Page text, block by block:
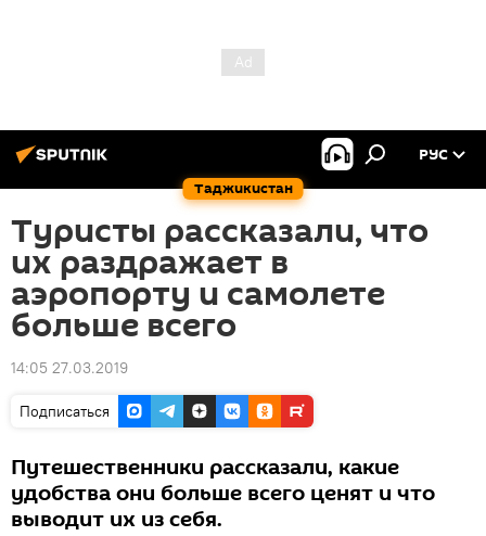
Таджикистан
РУС
Туристы рассказали, что
их раздражает в
аэропорту и самолете
больше всего
14:05 27.03.2019
Подписаться
Путешественники рассказали, какие
удобства они больше всего ценят и что
выводит их из себя.